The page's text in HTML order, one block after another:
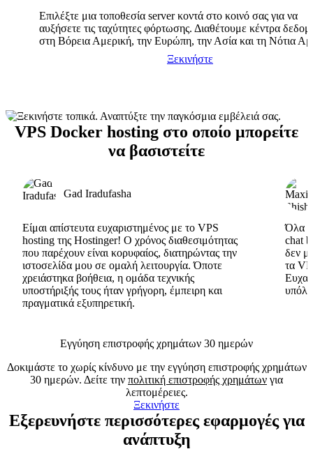
Επιλέξτε μια τοποθεσία server κοντά στο κοινό σας για να
αυξήσετε τις ταχύτητες φόρτωσης. Διαθέτουμε κέντρα
στη Βόρεια Αμερική, την Ευρώπη, την Ασία και τη Νότια
Ξεκινήστε
VPS Docker hosting στο οποίο μπορείτε
να βασιστείτε
Gad Iradufasha
Είμαι απίστευτα ευχαριστημένος με το VPS
hosting της Hostinger! Ο χρόνος διαθεσιμότητας
που παρέχουν είναι κορυφαίος, διατηρώντας την
ιστοσελίδα μου σε ομαλή λειτουργία. Όποτε
χρειάστηκα βοήθεια, η ομάδα τεχνικής
υποστήριξής τους ήταν γρήγορη, έμπειρη και
πραγματικά εξυπηρετική.
Όλα
chat
δεν
τα
Εγγύηση επιστροφής χρημάτων 30 ημερών
Δοκιμάστε το χωρίς κίνδυνο με την εγγύηση επιστροφής χρημάτων
30 ημερών. Δείτε την πολιτική επιστροφής χρημάτων για
λεπτομέρειες.
Ξεκινήστε
Εξερευνήστε περισσότερες εφαρμογές για
ανάπτυξη